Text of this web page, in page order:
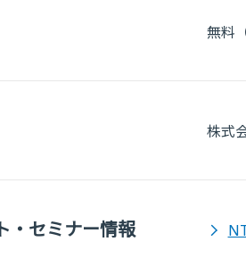
無料
株式
・セミナー情報